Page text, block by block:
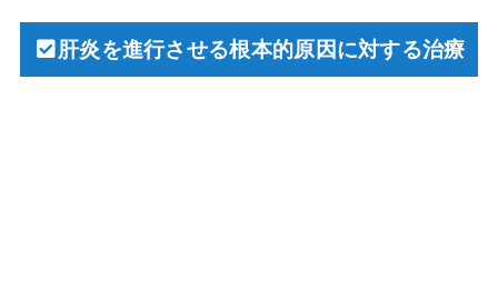
肝炎を進行させる根本的原因に対する治療